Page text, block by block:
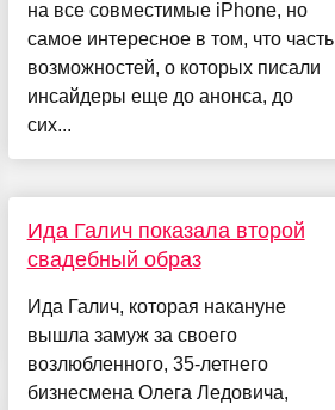
на все совместимые iPhone, но
самое интересное в том, что часть
возможностей, о которых писали
инсайдеры еще до анонса, до
сих...
Ида Галич показала второй
свадебный образ
Ида Галич, которая накануне
вышла замуж за своего
возлюбленного, 35-летнего
бизнесмена Олега Ледовича,